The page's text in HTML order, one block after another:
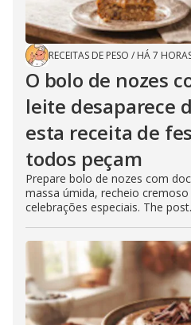
RECEITAS DE PESO / HÁ 7
O bolo de nozes
leite desaparece
esta receita de
todos peçam
Prepare bolo de nozes com
massa úmida, recheio
celebrações especiais. The